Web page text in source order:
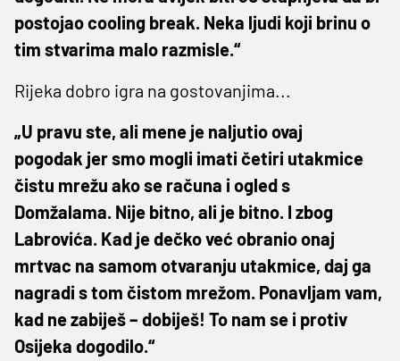
postojao cooling break. Neka ljudi koji brinu o
tim stvarima malo razmisle.“
Rijeka dobro igra na gostovanjima...
„U pravu ste, ali mene je naljutio ovaj
pogodak jer smo mogli imati četiri utakmice
čistu mrežu ako se računa i ogled s
Domžalama. Nije bitno, ali je bitno. I zbog
Labrovića. Kad je dečko već obranio onaj
mrtvac na samom otvaranju utakmice, daj ga
nagradi s tom čistom mrežom. Ponavljam vam,
kad ne zabiješ – dobiješ! To nam se i protiv
Osijeka dogodilo.“